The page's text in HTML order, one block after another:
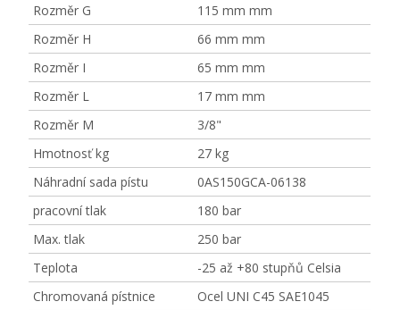
Rozměr G
115 mm mm
Rozměr H
66 mm mm
Rozměr I
65 mm mm
Rozměr L
17 mm mm
Rozměr M
3/8"
Hmotnosť kg
27 kg
Náhradní sada pístu
0AS150GCA-06138
pracovní tlak
180 bar
Max. tlak
250 bar
Teplota
-25 až +80 stupňů Celsia
Chromovaná pístnice
Ocel UNI C45 SAE1045